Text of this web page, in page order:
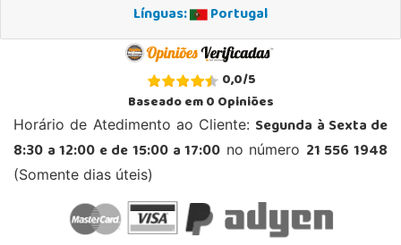
Línguas:
Portugal
0,0/5
Baseado em0Opiniões
Horário de Atedimento ao Cliente: Segunda à Sexta de
8:30 a 12:00 e de 15:00 a 17:00 no número 21 556 1948
(Somente dias úteis)